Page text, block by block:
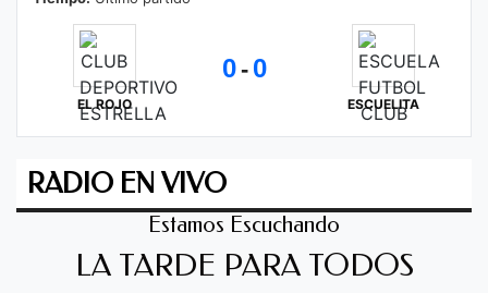
EL ROJO
0- 0
ESCUELITA
RADIO EN VIVO
Estamos Escuchando
LA TARDE PARA TODOS